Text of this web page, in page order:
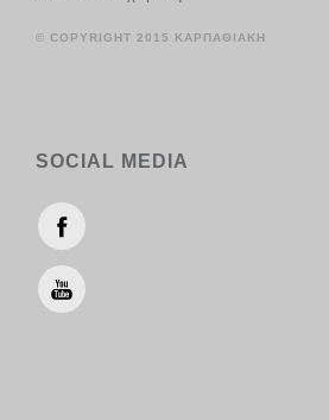
© COPYRIGHT 2015 ΚΑΡΠΑΘΙΑΚΗ
SOCIAL MEDIA